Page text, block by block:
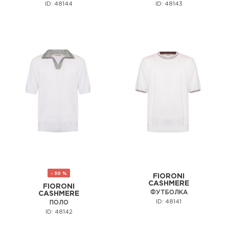
ID: 48144 ID: 48143
- 30 %
FIORONI
CASHMERE
ПОЛО
ID: 48142
FIORONI
CASHMERE
ФУТБОЛКА
ID: 48141